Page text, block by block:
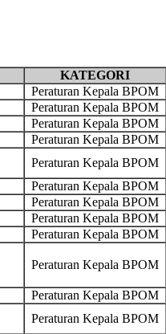
KATEGORI
Peraturan Kepala BPOM
Peraturan Kepala BPOM
Peraturan Kepala BPOM
Peraturan Kepala BPOM
Peraturan Kepala BPOM
Peraturan Kepala BPOM
Peraturan Kepala BPOM
Peraturan Kepala BPOM
Peraturan Kepala BPOM
Peraturan Kepala BPOM
Peraturan Kepala BPOM
Peraturan Kepala BPOM